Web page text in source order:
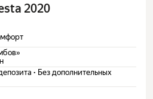
2020
· Без дополнительных